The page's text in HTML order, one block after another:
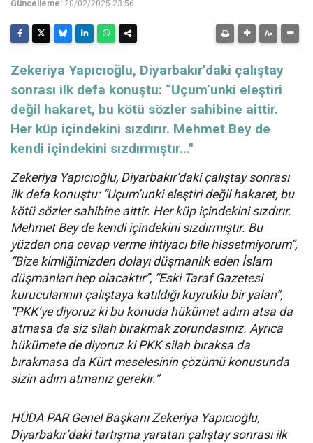
Güncelleme: 20/02/2025 23:56
Zekeriya Yapıcıoğlu, Diyarbakır’daki çalıştay
sonrası ilk defa konuştu: “Uçum’unki eleştiri
değil hakaret, bu kötü sözler sahibine aittir.
Her küp içindekini sızdırır. Mehmet Bey de
kendi içindekini sızdırmıştır..."
Zekeriya Yapıcıoğlu, Diyarbakır’daki çalıştay sonrası
ilk defa konuştu: “Uçum’unki eleştiri değil hakaret, bu
kötü sözler sahibine aittir. Her küp içindekini sızdırır.
Mehmet Bey de kendi içindekini sızdırmıştır. Bu
yüzden ona cevap verme ihtiyacı bile hissetmiyorum”,
“Bize kimliğimizden dolayı düşmanlık eden İslam
düşmanları hep olacaktır”, “Eski Taraf Gazetesi
kurucularının çalıştaya katıldığı kuyruklu bir yalan”,
“PKK’ye diyoruz ki bu konuda hükümet adım atsa da
atmasa da siz silah bırakmak zorundasınız. Ayrıca
hükümete de diyoruz ki PKK silah bıraksa da
bırakmasa da Kürt meselesinin çözümü konusunda
sizin adım atmanız gerekir.”
HÜDA PAR Genel Başkanı Zekeriya Yapıcıoğlu,
Diyarbakır’daki tartışma yaratan çalıştay sonrası ilk